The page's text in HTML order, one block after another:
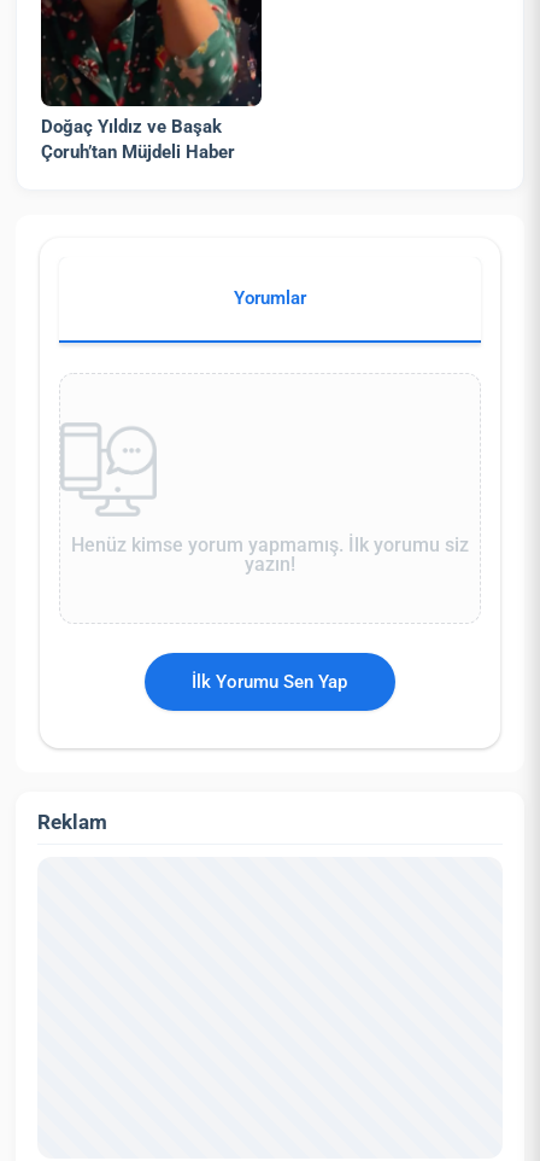
Doğaç Yıldız ve Başak
Çoruh’tan Müjdeli Haber
Yorumlar
Henüz kimse yorum yapmamış. İlk yorumu siz
yazın!
İlk Yorumu Sen Yap
Reklam